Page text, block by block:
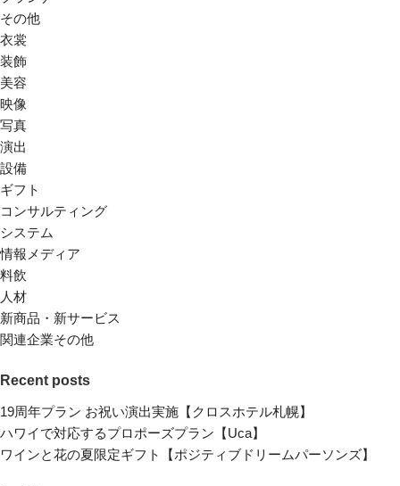
その他
衣裳
装飾
美容
映像
写真
演出
設備
ギフト
コンサルティング
システム
情報メディア
料飲
人材
新商品・新サービス
関連企業その他
Recent posts
19周年プラン お祝い演出実施【クロスホテル札幌】
ハワイで対応するプロポーズプラン【Uca】
ワインと花の夏限定ギフト【ポジティブドリームパーソンズ】